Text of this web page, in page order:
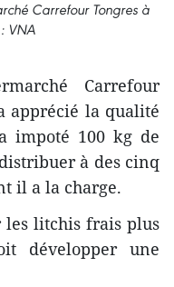
Carrefour Tongres à
VNA
Carrefour
apprécié la qualité
impoté 100 kg de
à des cinq
il a la charge.
les litchis frais plus
développer une